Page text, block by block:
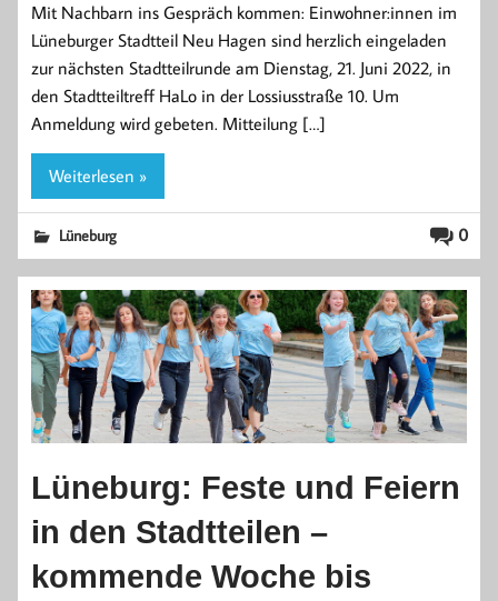
Mit Nachbarn ins Gespräch kommen: Einwohner:innen im
Lüneburger Stadtteil Neu Hagen sind herzlich eingeladen
zur nächsten Stadtteilrunde am Dienstag, 21. Juni 2022, in
den Stadtteiltreff HaLo in der Lossiusstraße 10. Um
Anmeldung wird gebeten. Mitteilung […]
Weiterlesen »
0
Lüneburg
Lüneburg: Feste und Feiern
in den Stadtteilen –
kommende Woche bis